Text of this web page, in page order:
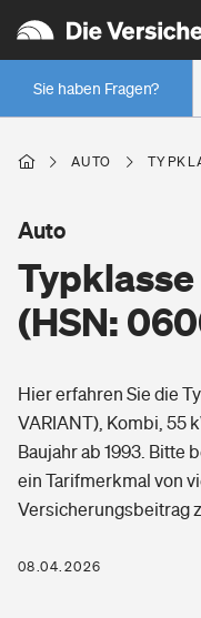
Sie haben Fragen?
Wer versichert was:
Regionalklassen: So ist
Wer versichert was:
Arbeitsrechtsschutz
Zur Übersicht
Wohnen
Freizeit
Pri­vate Haft­pflicht­
Gesundheit
Private
AUTO
(HSN:
Auto
Hier erfahren Sie die
VARIANT), Kombi, 55
Baujahr ab 1993. Bitte
ein Tarifmerkmal von
Versicherungsbeitrag
08.04.2026